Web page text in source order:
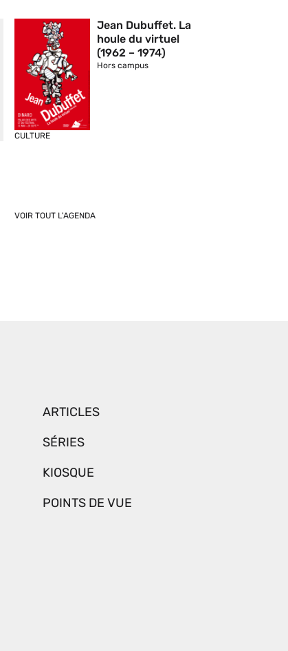
Vignette
Jean Dubuffet. La
houle du virtuel
(1962 – 1974)
Hors campus
CULTURE
VOIR TOUT L'AGENDA
ARTICLES
SÉRIES
KIOSQUE
POINTS DE VUE